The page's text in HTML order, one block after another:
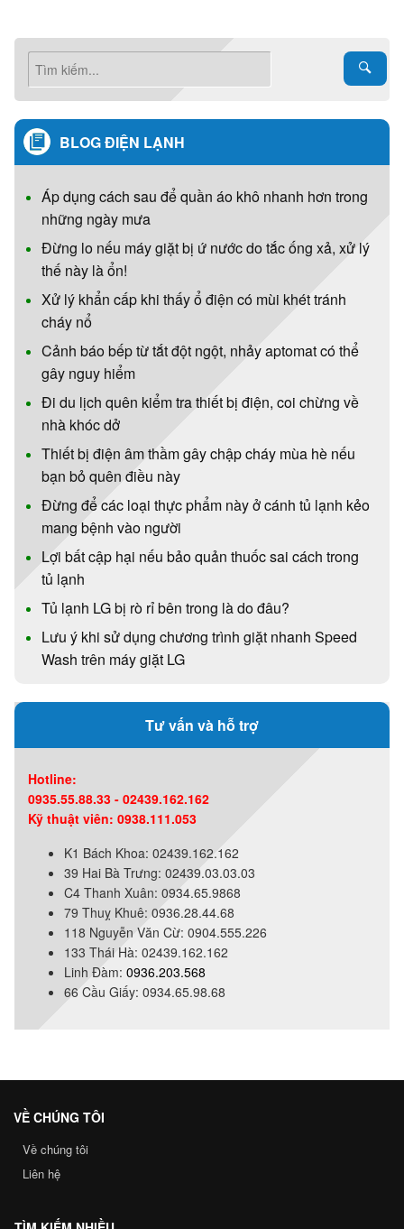
BLOG ĐIỆN LẠNH
Áp dụng cách sau để quần áo khô nhanh hơn trong
những ngày mưa
Đừng lo nếu máy giặt bị ứ nước do tắc ống xả, xử lý
thế này là ổn!
Xử lý khẩn cấp khi thấy ổ điện có mùi khét tránh
cháy nổ
Cảnh báo bếp từ tắt đột ngột, nhảy aptomat có thể
gây nguy hiểm
Đi du lịch quên kiểm tra thiết bị điện, coi chừng về
nhà khóc dở
Thiết bị điện âm thầm gây chập cháy mùa hè nếu
bạn bỏ quên điều này
Đừng để các loại thực phẩm này ở cánh tủ lạnh kẻo
mang bệnh vào người
Lợi bất cập hại nếu bảo quản thuốc sai cách trong
tủ lạnh
Tủ lạnh LG bị rò rỉ bên trong là do đâu?
Lưu ý khi sử dụng chương trình giặt nhanh Speed
Wash trên máy giặt LG
Tư vấn và hỗ trợ
Hotline:
0935.55.88.33 - 02439.162.162
Kỹ thuật viên: 0938.111.053
K1 Bách Khoa: 02439.162.162
39 Hai Bà Trưng: 02439.03.03.03
C4 Thanh Xuân: 0934.65.9868
79 Thuỵ Khuê: 0936.28.44.68
118 Nguyễn Văn Cừ: 0904.555.226
133 Thái Hà: 02439.162.162
Linh Đàm: 0936.203.568
66 Cầu Giấy: 0934.65.98.68
VỀ CHÚNG TÔI
Về chúng tôi
Liên hệ